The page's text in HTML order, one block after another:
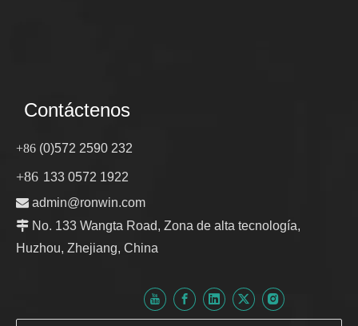
Contáctenos
+86 (0)572 2590 232
+86 133 0572 1922
 admin@ronwin.com
 No. 133 Wangta Road, Zona de alta tecnología,
Huzhou, Zhejiang, China